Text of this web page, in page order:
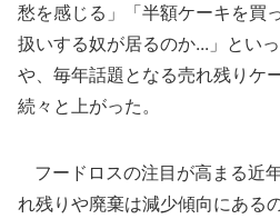
愁を感じる」「半額ケーキを買
扱いする奴が居るのか...」とい
や、毎年話題となる売れ残りケ
続々と上がった。
フードロスの注目が高まる近
れ残りや廃棄は減少傾向にあるの